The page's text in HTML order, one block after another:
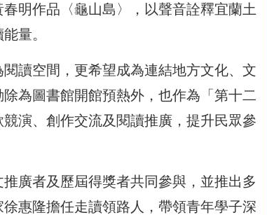
明作品〈龜山島〉，以聲音詮釋宜蘭土
量。
讀空間，更希望成為連結地方文化、文
為圖書館開館預熱外，也作為「第十二
演、創作交流及閱讀推廣，提升民眾參
廣者及歷屆得獎者共同參與，並推出多
惠隆擔任走讀領路人，帶領青年學子深